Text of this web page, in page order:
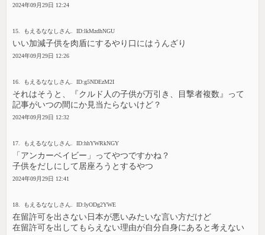
2024年09月29日 12:24
15. もえるななしさん. ID:lkMzdhNGU
いい加減子供を肉盾にするやり口にはうんざり
2024年09月29日 12:26
16. もえるななしさん. ID:g5NDEzM2I
それはそうと、『クルド人の子供が万引き、目撃者複数』って
記事がいつの間にか見当たらないけど？
2024年09月29日 12:32
17. もえるななしさん. ID:hhYWRkNGY
「アンカーベイビー」ってやつですかね？
子供をだしにして居座ろうとするやつ
2024年09月29日 12:41
18. もえるななしさん. ID:IyODg2YWE
在留許可を出さない日本が悪いみたいな言い方だけど
在留許可を出してもらえない理由が自分自身にあると考えない